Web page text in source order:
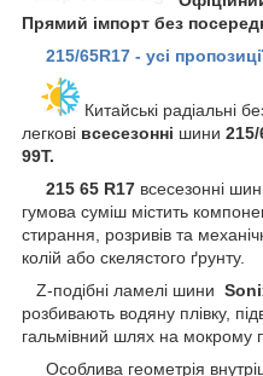
Прямий імпорт без
215/65R17 - усі
Китайські радіальні
легкові всесезонні шини
99T.
215 65 R17 всесезонні
гумова суміш містить
стирання, розривів та
колій або скелястого ґрунту.
Z-подібні ламелі шини
розбивають водяну плівку,
гальмівний шлях на мокрому
Особлива геометрія